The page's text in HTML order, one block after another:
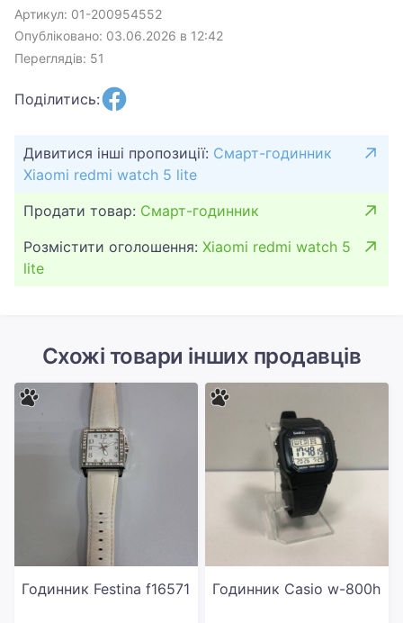
Артикул: 01-200954552
Опубліковано: 03.06.2026 в 12:42
Переглядів: 51
Поділитись:
Дивитися інші пропозиції: Смарт-годинник
Xiaomi redmi watch 5 lite
Продати товар: Смарт-годинник
Розмістити оголошення: Xiaomi redmi watch 5
lite
Схожі товари інших продавців
Годинник Festina f16571 Годинник Casio w-800h